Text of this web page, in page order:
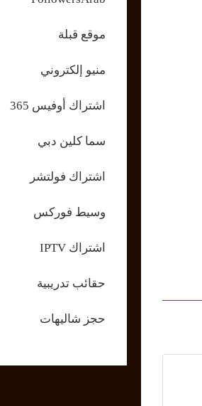
موقع قبلة
منيو إلكتروني
اشتراك أوفيس 365
سما كلين دبي
اشتراك فولتشر
وسيط فوركس
اشتراك IPTV
حقائب تدريبية
حجز شاليهات